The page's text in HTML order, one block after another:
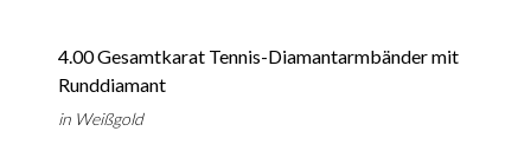
4.00 Gesamtkarat Tennis-Diamantarmbänder mit
Runddiamant
in Weißgold